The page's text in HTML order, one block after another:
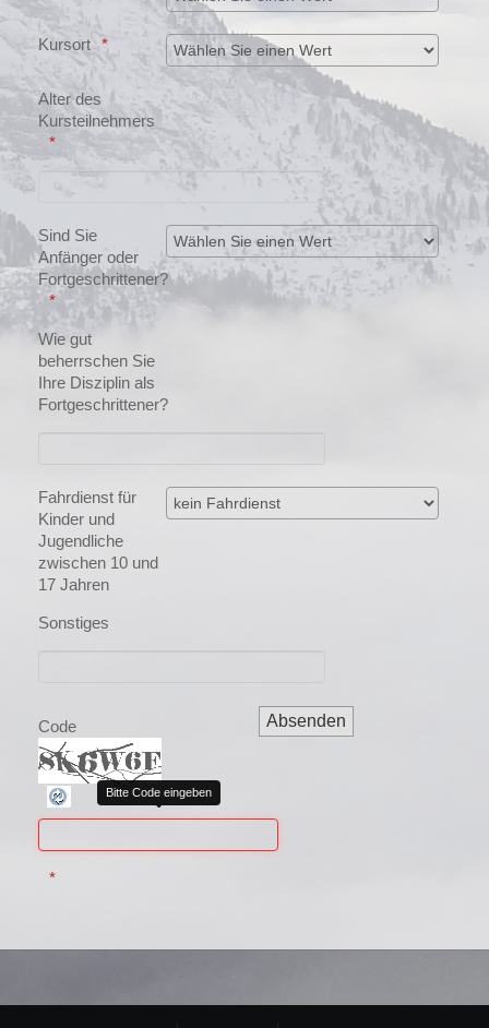
Kursort
Alter des
Kursteilnehmers
Sind Sie
Anfänger oder
Fortgeschrittener?
Wie gut
beherrschen Sie
Ihre Disziplin als
Fortgeschrittener?
Fahrdienst für
Kinder und
Jugendliche
zwischen 10 und
17 Jahren
Sonstiges
Code
Bitte Code eingeben